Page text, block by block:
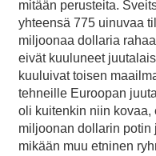
mitään perusteita.
yhteensä 775 uinuvaa
miljoonaa dollaria
eivät kuuluneet
kuuluivat toisen
tehneille Euroopan
oli kuitenkin niin kovaa,
miljoonan dollarin
mikään muu etninen